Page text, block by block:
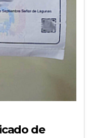
de